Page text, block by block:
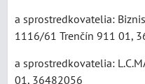
a sprostredkovatelia:
1116/61 Trenčín 911 01,
a sprostredkovatelia:
01, 36482056